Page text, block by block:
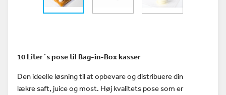
10 Liter´s pose til Bag-in-Box kasser
Den ideelle løsning til at opbevare og distribuere din
lækre saft, juice og most. Høj kvalitets pose som er